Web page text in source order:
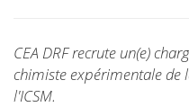
CEA DRF recrute un(e)
chimiste expérimentale
l'ICSM.